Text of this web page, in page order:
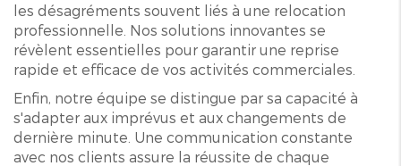
les désagréments souvent liés à une relocation
professionnelle. Nos solutions innovantes se
révèlent essentielles pour garantir une reprise
rapide et efficace de vos activités commerciales.
Enfin, notre équipe se distingue par sa capacité à
s'adapter aux imprévus et aux changements de
dernière minute. Une communication constante
avec nos clients assure la réussite de chaque